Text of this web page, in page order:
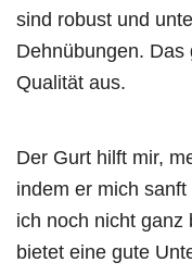
sind robust und
Dehnübungen.
Qualität aus.
Der Gurt hilft mir,
indem er mich
ich noch nicht ganz
bietet eine gute